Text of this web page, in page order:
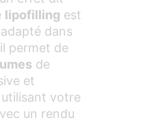
lipofilling est
dans
permet de
de
et
votre
un rendu